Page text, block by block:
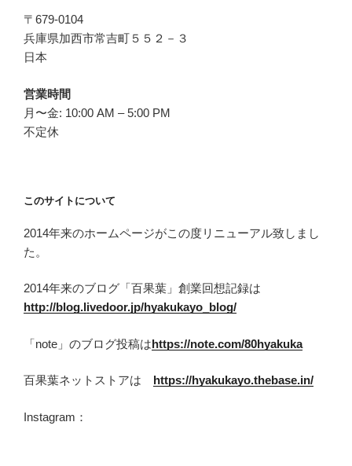
〒679-0104
兵庫県加西市常吉町５５２－３
日本
営業時間
月〜金: 10:00 AM – 5:00 PM
不定休
このサイトについて
2014年来のホームページがこの度リニューアル致しまし
た。
2014年来のブログ「百果葉」創業回想記録は
http://blog.livedoor.jp/hyakukayo_blog/
「note」のブログ投稿はhttps://note.com/80hyakuka
百果葉ネットストアは https://hyakukayo.thebase.in/
Instagram：